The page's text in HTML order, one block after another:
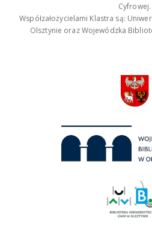
Cyfrowej.
Współzałożycielami Klastra są:
Olsztynie oraz Wojewódzka